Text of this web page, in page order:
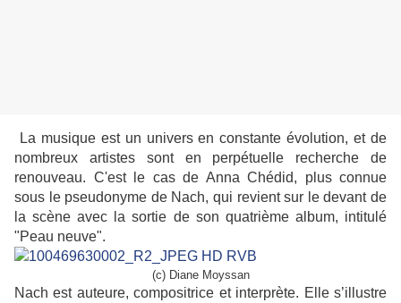
La musique est un univers en constante évolution, et de
nombreux artistes sont en perpétuelle recherche de
renouveau. C'est le cas de Anna Chédid, plus connue
sous le pseudonyme de Nach, qui revient sur le devant de
la scène avec la sortie de son quatrième album, intitulé
"Peau neuve".
(c) Diane Moyssan
Nach est auteure, compositrice et interprète. Elle s’illustre